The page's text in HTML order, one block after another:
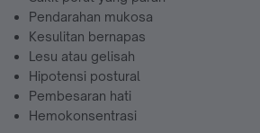
Pendarahan mukosa
Kesulitan bernapas
Lesu atau gelisah
Hipotensi postural
Pembesaran hati
Hemokonsentrasi